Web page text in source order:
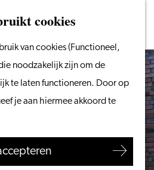
cookies
van cookies (Functioneel,
noodzakelijk zijn om de
te laten functioneren. Door op
je aan hiermee akkoord te
Menu
ZoekenVanaf het water
wandelen
Winkelen
Eten & drinken
Met kinderen
Zoeken